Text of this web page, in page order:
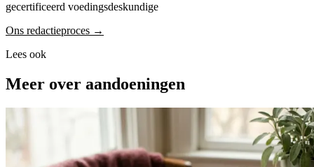
gecertificeerd voedingsdeskundige
Ons redactieproces →
Lees ook
Meer over aandoeningen